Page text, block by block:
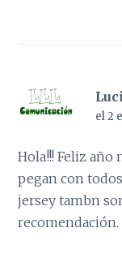
el 2
Hola!!! Feliz año
pegan con
jersey tambn
recomendación.